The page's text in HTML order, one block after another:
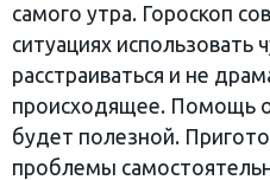
самого утра. Гороскоп
ситуациях использовать
расстраиваться и не
происходящее. Помощь
будет полезной.
проблемы